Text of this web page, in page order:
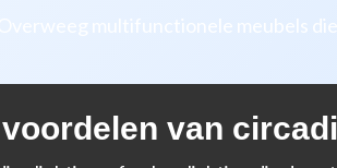
Overweeg multifunctionele meubels
voordelen van